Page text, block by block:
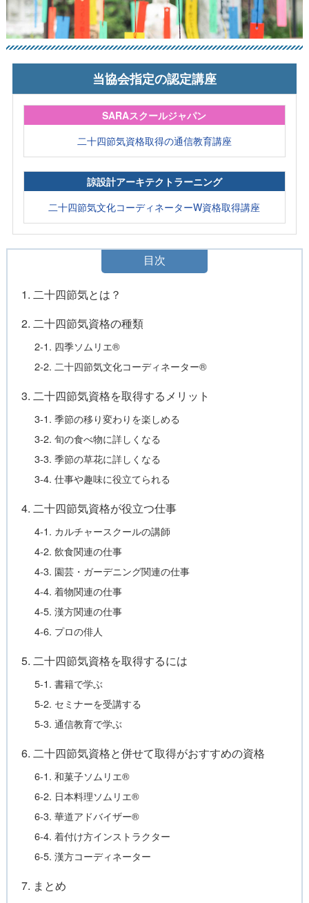
当協会指定の認定講座
SARAスクールジャパン
二十四節気資格取得の通信教育講座
諒設計アーキテクトラーニング
二十四節気文化コーディネーターW資格取得講座
目次
1. 二十四節気とは？
2. 二十四節気資格の種類
2-1. 四季ソムリエ®
2-2. 二十四節気文化コーディネーター®
3. 二十四節気資格を取得するメリット
3-1. 季節の移り変わりを楽しめる
3-2. 旬の食べ物に詳しくなる
3-3. 季節の草花に詳しくなる
3-4. 仕事や趣味に役立てられる
4. 二十四節気資格が役立つ仕事
4-1. カルチャースクールの講師
4-2. 飲食関連の仕事
4-3. 園芸・ガーデニング関連の仕事
4-4. 着物関連の仕事
4-5. 漢方関連の仕事
4-6. プロの俳人
5. 二十四節気資格を取得するには
5-1. 書籍で学ぶ
5-2. セミナーを受講する
5-3. 通信教育で学ぶ
6. 二十四節気資格と併せて取得がおすすめの資格
6-1. 和菓子ソムリエ®
6-2. 日本料理ソムリエ®
6-3. 華道アドバイザー®
6-4. 着付け方インストラクター
6-5. 漢方コーディネーター
7. まとめ